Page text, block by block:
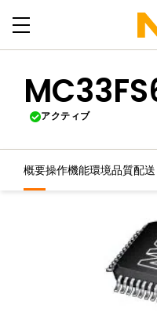
アクティブ
概要操作機能環境品質配送